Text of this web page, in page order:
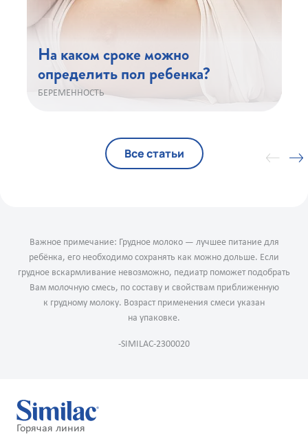
На каком сроке можно
определить пол ребенка?
БЕРЕМЕННОСТЬ
Все статьи
Важное примечание: Грудное молоко — лучшее питание для
ребёнка, его необходимо сохранять как можно дольше. Если
грудное вскармливание невозможно, педиатр поможет подобрать
Вам молочную смесь, по составу и свойствам приближенную
к грудному молоку. Возраст применения смеси указан
на упаковке.
-SIMILAC-2300020
Горячая линия